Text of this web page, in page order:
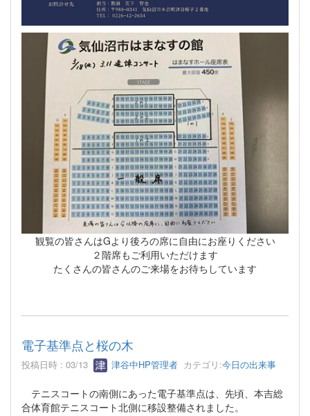
観覧の皆さんはGより後ろの席に自由にお座りください
２階席もご利用いただけます
たくさんの皆さんのご来場をお待ちしています
電子基準点と桜の木
投稿日時 : 03/13 津谷中HP管理者 カテゴリ:今日の出来事
テニスコートの南側にあった電子基準点は、先頃、本吉総
合体育館テニスコート北側に移設整備されました。